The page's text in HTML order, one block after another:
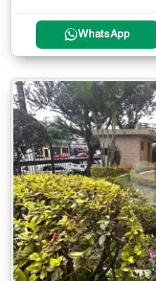
WhatsApp